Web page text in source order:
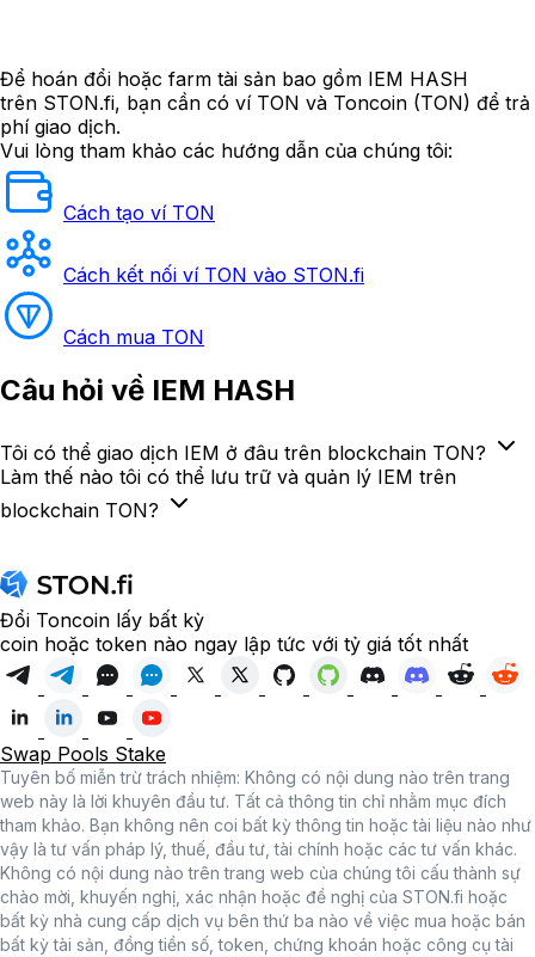
Để hoán đổi hoặc farm tài sản bao gồm IEM HASH
trên STON.fi, bạn cần có ví TON và Toncoin (TON) để trả
phí giao dịch.
Vui lòng tham khảo các hướng dẫn của chúng tôi:
Cách tạo ví TON
Cách kết nối ví TON vào STON.fi
Cách mua TON
Câu hỏi về IEM HASH
Tôi có thể giao dịch IEM ở đâu trên blockchain TON?
Làm thế nào tôi có thể lưu trữ và quản lý IEM trên
blockchain TON?
Đổi Toncoin lấy bất kỳ
coin hoặc token nào ngay lập tức với tỷ giá tốt nhất
Swap Pools Stake
Tuyên bố miễn trừ trách nhiệm: Không có nội dung nào trên trang
web này là lời khuyên đầu tư. Tất cả thông tin chỉ nhằm mục đích
tham khảo. Bạn không nên coi bất kỳ thông tin hoặc tài liệu nào như
vậy là tư vấn pháp lý, thuế, đầu tư, tài chính hoặc các tư vấn khác.
Không có nội dung nào trên trang web của chúng tôi cấu thành sự
chào mời, khuyến nghị, xác nhận hoặc đề nghị của STON.fi hoặc
bất kỳ nhà cung cấp dịch vụ bên thứ ba nào về việc mua hoặc bán
bất kỳ tài sản, đồng tiền số, token, chứng khoán hoặc công cụ tài